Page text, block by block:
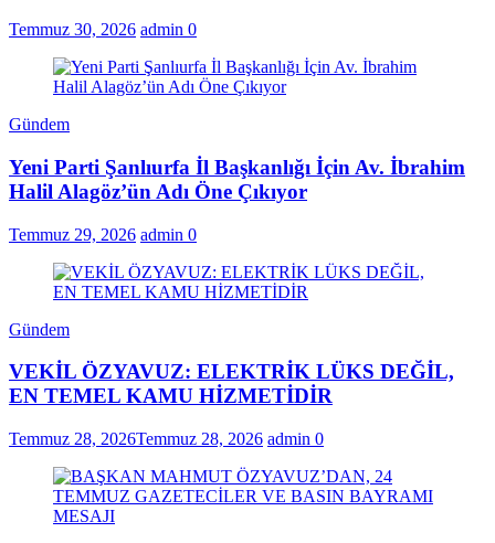
Temmuz 30, 2026 admin 0
Gündem
Yeni Parti Şanlıurfa İl Başkanlığı İçin Av. İbrahim
Halil Alagöz’ün Adı Öne Çıkıyor
Temmuz 29, 2026 admin 0
Gündem
VEKİL ÖZYAVUZ: ELEKTRİK LÜKS DEĞİL,
EN TEMEL KAMU HİZMETİDİR
Temmuz 28, 2026Temmuz 28, 2026 admin 0